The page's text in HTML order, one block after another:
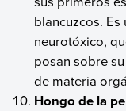
blancuzcos.
neurotóxico,
posan sobre
de materia
Hongo de la